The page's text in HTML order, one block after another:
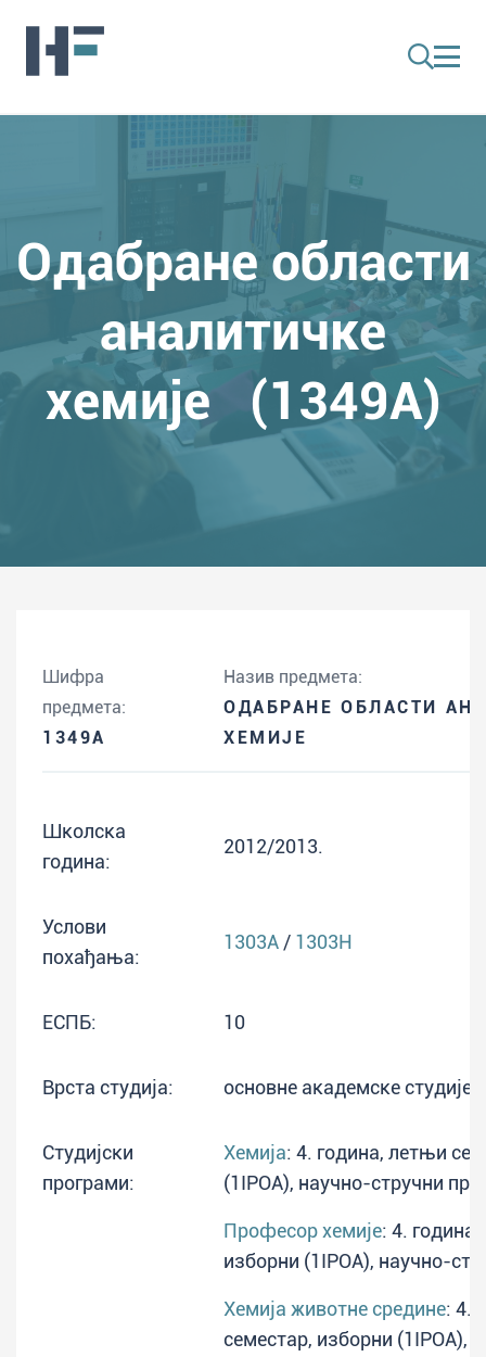
Одабране области
аналитичке
хемије (1349A)
Шифра
предмета:
1349A
Назив предмета:
ОДАБРАНЕ ОБЛАСТИ
ХЕМИЈЕ
Школска
година:
2012/2013.
Услови
похађања:
1303A / 1303H
ЕСПБ: 10
Врста студија: основне академске студије
Студијски
програми:
Хемија: 4. година, летњи
(1IPOA), научно-стручни
Професор хемије: 4.
изборни (1IPOA), научно-
Хемија животне средине: 4.
семестар, изборни (1IPOA),